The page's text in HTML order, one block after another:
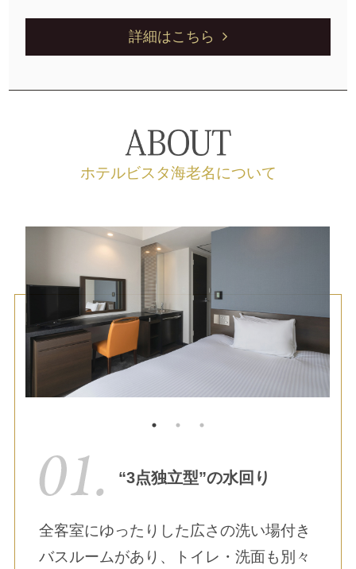
詳細はこちら
ホテルビスタ海老名について
“3点独立型”の水回り
全客室にゆったりした広さの洗い場付き
バスルームがあり、トイレ・洗面も別々